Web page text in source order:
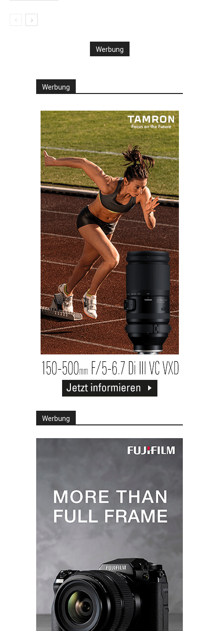
Werbung
Werbung
Werbung